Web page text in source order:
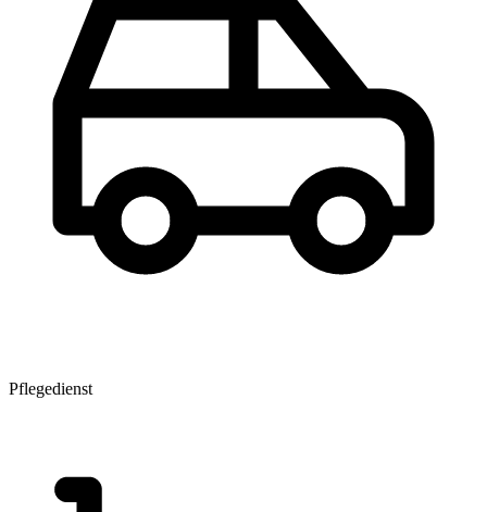
Pflegedienst